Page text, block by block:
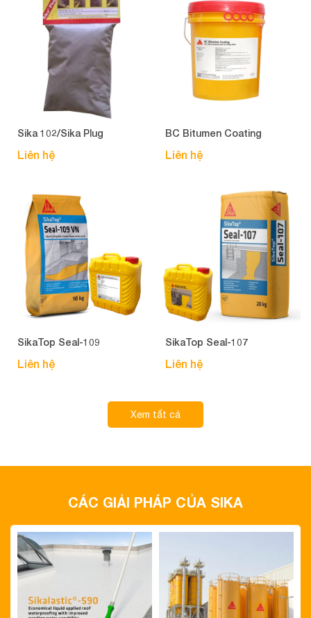
Sika 102/Sika Plug
Liên hệ
BC Bitumen Coating
Liên hệ
SikaTop Seal-109
Liên hệ
SikaTop Seal-107
Liên hệ
Xem tất cả
CÁC GIẢI PHÁP CỦA SIKA